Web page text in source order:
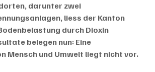
darunter zwei
liess der Kanton
durch Dioxin
belegen nun: Eine
Mensch und Umwelt liegt nicht vor.